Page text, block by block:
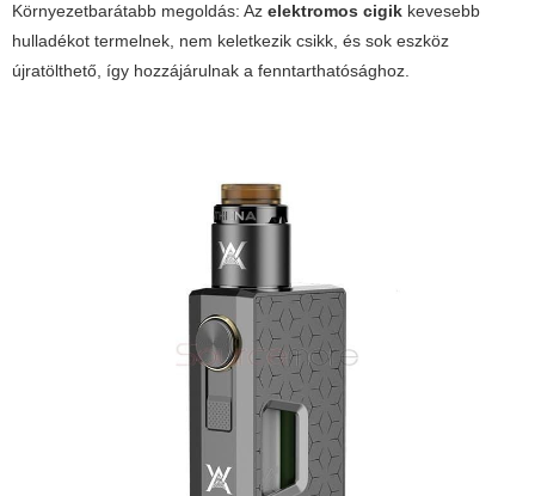
Környezetbarátabb megoldás: Az elektromos cigik kevesebb
hulladékot termelnek, nem keletkezik csikk, és sok eszköz
újratölthető, így hozzájárulnak a fenntarthatósághoz.